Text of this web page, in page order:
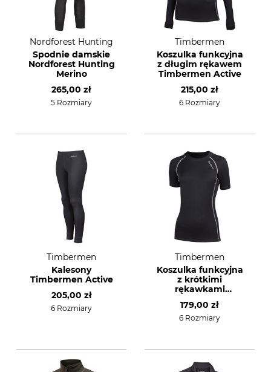
Nordforest Hunting
Spodnie damskie
Nordforest Hunting
Merino
265,00 zł
5 Rozmiary
Timbermen
Koszulka funkcyjna
z długim rękawem
Timbermen Active
215,00 zł
6 Rozmiary
Timbermen
Kalesony
Timbermen Active
205,00 zł
6 Rozmiary
Timbermen
Koszulka funkcyjna
z krótkimi
rękawkami
Timbermen Active
179,00 zł
6 Rozmiary